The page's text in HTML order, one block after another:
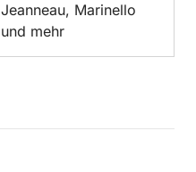
Jeanneau, Marinello
und mehr